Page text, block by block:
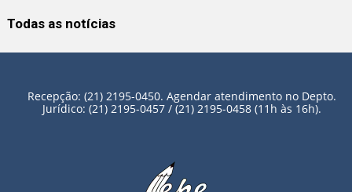
Todas as notícias
Recepção: (21) 2195-0450. Agendar atendimento no Depto.
Jurídico: (21) 2195-0457 / (21) 2195-0458 (11h às 16h).